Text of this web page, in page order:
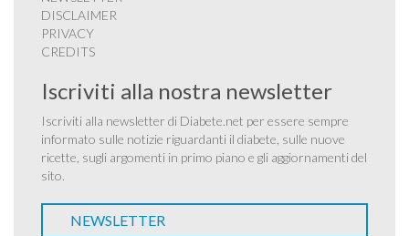
DISCLAIMER
PRIVACY
CREDITS
Iscriviti alla nostra newsletter
Iscriviti alla newsletter di Diabete.net per essere sempre
informato sulle notizie riguardanti il diabete, sulle nuove
ricette, sugli argomenti in primo piano e gli aggiornamenti del
sito.
NEWSLETTER